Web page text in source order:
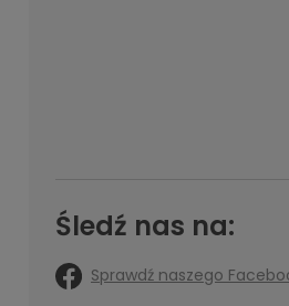
Śledź nas na:
Sprawdź naszego